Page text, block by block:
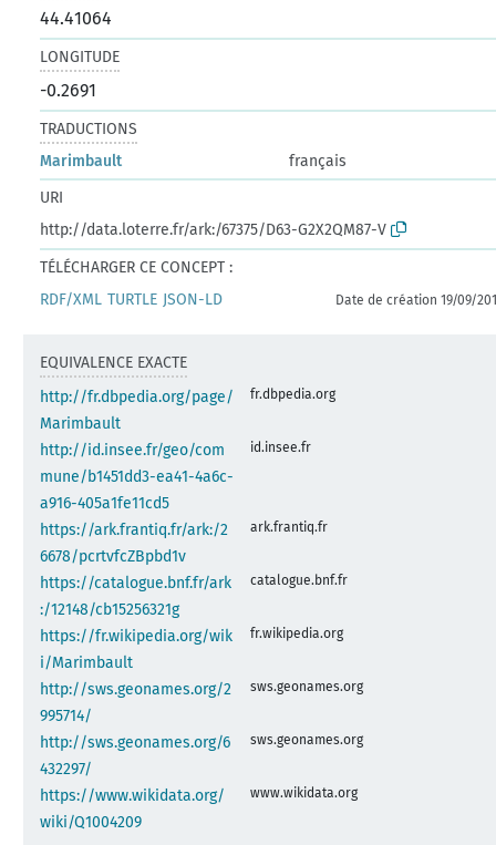
44.41064
LONGITUDE
-0.2691
TRADUCTIONS
Marimbault
français
URI
http://data.loterre.fr/ark:/67375/D63-G2X2QM87-V
TÉLÉCHARGER CE CONCEPT :
RDF/XML TURTLE JSON-LD Date de création 19/09/
EQUIVALENCE EXACTE
http://fr.dbpedia.org/page/
Marimbault
fr.dbpedia.org
http://id.insee.fr/geo/com
mune/b1451dd3-ea41-4a6c-
a916-405a1fe11cd5
id.insee.fr
https://ark.frantiq.fr/ark:/2
6678/pcrtvfcZBpbd1v
ark.frantiq.fr
https://catalogue.bnf.fr/ark
:/12148/cb15256321g
catalogue.bnf.fr
https://fr.wikipedia.org/wik
i/Marimbault
fr.wikipedia.org
http://sws.geonames.org/2
995714/
sws.geonames.org
http://sws.geonames.org/6
432297/
sws.geonames.org
https://www.wikidata.org/
wiki/Q1004209
www.wikidata.org